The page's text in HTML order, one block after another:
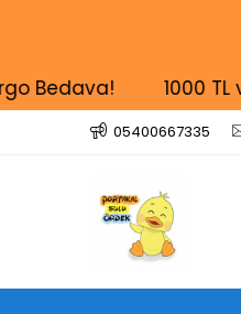
1000 TL ve
05400667335